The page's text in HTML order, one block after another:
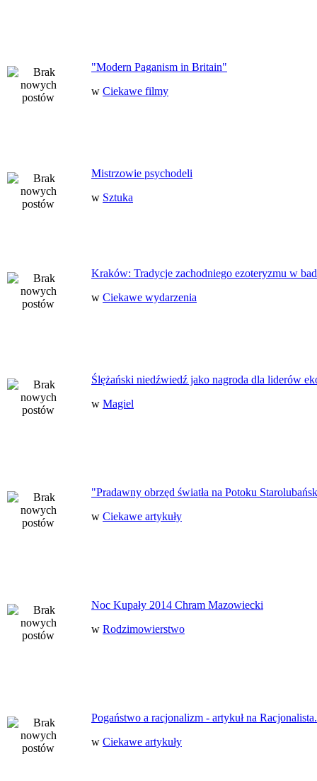
"Modern Paganism in Britain"
w Ciekawe filmy
Mistrzowie psychodeli
w Sztuka
Kraków: Tradycje zachodniego ezoteryzmu w
w Ciekawe wydarzenia
Ślężański niedźwiedź jako nagroda dla liderów
w Magiel
"Pradawny obrzęd światła na Potoku
w Ciekawe artykuły
Noc Kupały 2014 Chram Mazowiecki
w Rodzimowierstwo
Pogaństwo a racjonalizm - artykuł na
w Ciekawe artykuły